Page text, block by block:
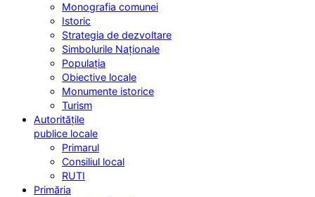
Monografia comunei
Istoric
Strategia de dezvoltare
Simbolurile Naționale
Populația
Obiective locale
Monumente istorice
Turism
Autoritățile
publice locale
Primarul
Consiliul local
RUTI
Primăria